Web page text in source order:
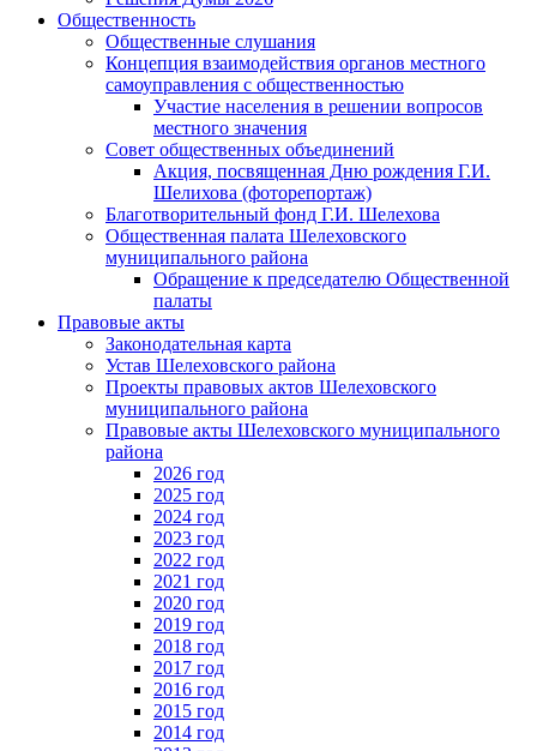
Общественность
Общественные слушания
Концепция взаимодействия органов местного
самоуправления с общественностью
Участие населения в решении вопросов
местного значения
Совет общественных объединений
Акция, посвященная Дню рождения Г.И.
Шелихова (фоторепортаж)
Благотворительный фонд Г.И. Шелехова
Общественная палата Шелеховского
муниципального района
Обращение к председателю Общественной
палаты
Правовые акты
Законодательная карта
Устав Шелеховского района
Проекты правовых актов Шелеховского
муниципального района
Правовые акты Шелеховского муниципального
района
2026 год
2025 год
2024 год
2023 год
2022 год
2021 год
2020 год
2019 год
2018 год
2017 год
2016 год
2015 год
2014 год